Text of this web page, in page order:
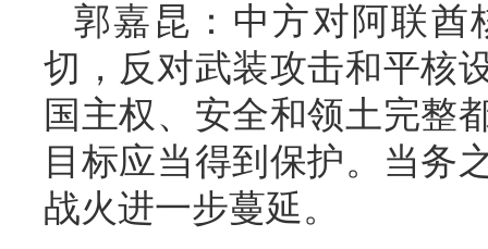
郭嘉昆：中方对阿联酋
切，反对武装攻击和平核
国主权、安全和领土完整
目标应当得到保护。当务
战火进一步蔓延。